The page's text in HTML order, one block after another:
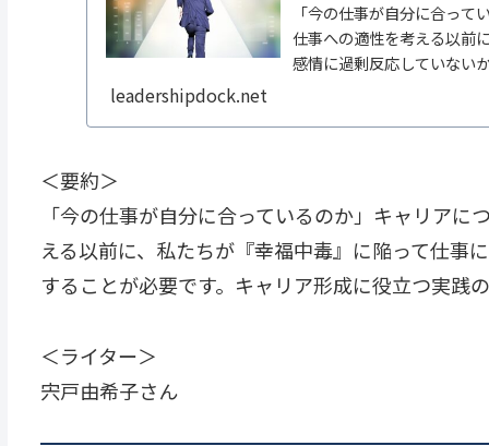
「今の仕事が自分に合っ
仕事への適性を考える以前
感情に過剰反応していない
leadershipdock.net
＜要約＞
「今の仕事が自分に合っているのか」キャリア
える以前に、私たちが『幸福中毒』に陥って仕事
することが必要です。キャリア形成に役立つ実践
＜ライター＞
宍戸由希子さん